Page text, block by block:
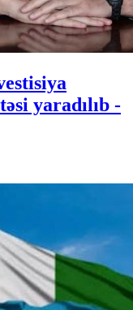
yaradılıb -